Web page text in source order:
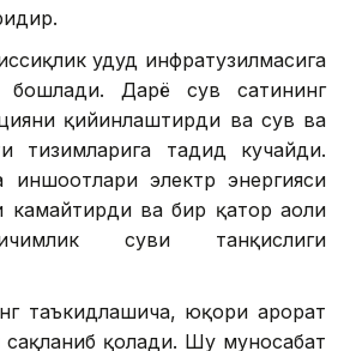
ҳудуд инфратузилмасига
бошлади. Дарё сув сатҳининг
қийинлаштирди ва сув ва
тизимларига таҳдид кучайди.
иншоотлари электр энергияси
ва бир қатор аҳоли
суви танқислиги
таъкидлашича, юқори ҳарорат
сақланиб қолади. Шу муносабат